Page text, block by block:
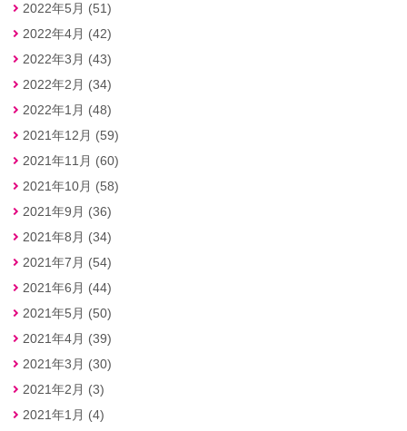
2022年5月 (51)
2022年4月 (42)
2022年3月 (43)
2022年2月 (34)
2022年1月 (48)
2021年12月 (59)
2021年11月 (60)
2021年10月 (58)
2021年9月 (36)
2021年8月 (34)
2021年7月 (54)
2021年6月 (44)
2021年5月 (50)
2021年4月 (39)
2021年3月 (30)
2021年2月 (3)
2021年1月 (4)